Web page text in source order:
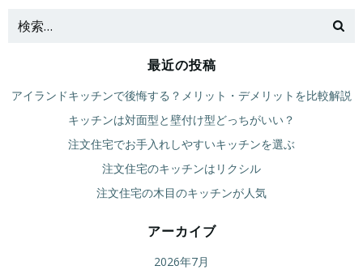
ナ
ゲ
ビ
ゲ
ー
シ
ョ
ン
最近の投稿
アイランドキッチンで後悔する？メリット・デメリットを比較解説
キッチンは対面型と壁付け型どっちがいい？
注文住宅でお手入れしやすいキッチンを選ぶ
注文住宅のキッチンはリクシル
注文住宅の木目のキッチンが人気
アーカイブ
2026年7月